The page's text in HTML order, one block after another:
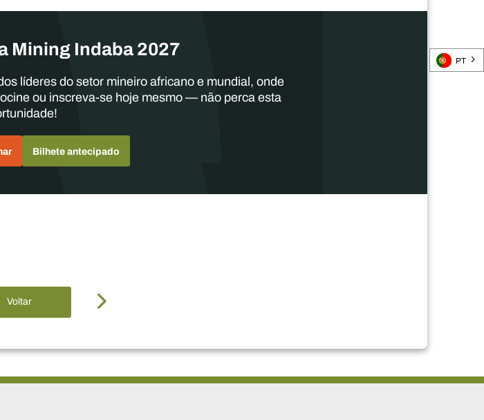
Mining Indaba 2027
líderes do setor mineiro africano e mundial, onde
ou inscreva-se hoje mesmo — não perca esta
Bilhete antecipado
Voltar
PT